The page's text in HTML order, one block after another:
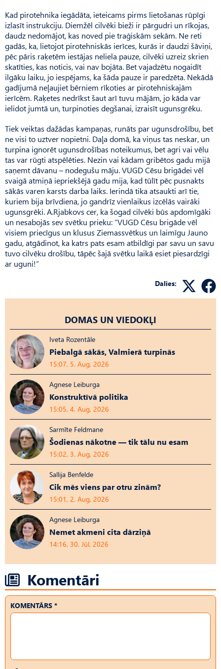
Kad pirotehnika iegādāta, ieteicams pirms lietošanas rūpīgi
izlasīt instrukciju. Diemžēl cilvēki bieži ir pārgudri un rīkojas,
daudz nedomājot, kas noved pie traģiskām sekām. Ne reti
gadās, ka, lietojot pirotehniskās ierīces, kurās ir daudzi šāviņi,
pēc pāris raķetēm iestājas neliela pauze, cilvēki uzreiz skrien
skatīties, kas noticis, vai nav bojāta. Bet vajadzētu nogaidīt
ilgāku laiku, jo iespējams, ka šāda pauze ir paredzēta. Nekādā
gadījumā neļaujiet bērniem rīkoties ar pirotehniskajām
ierīcēm. Raķetes nedrīkst šaut arī tuvu mājām, jo kāda var
ielidot jumtā un, turpinoties degšanai, izraisīt ugunsgrēku.
Tiek veiktas dažādas kampaņas, runāts par ugunsdrošību, bet
ne visi to uztver nopietni. Daļa domā, ka viņus tas neskar, un
turpina ignorēt ugunsdrošības noteikumus, bet agri vai vēlu
tas var rūgti atspēlēties. Nezin vai kādam gribētos gadu mijā
saņemt dāvanu – nodegušu māju. VUGD Cēsu brigādei vēl
svaigā atmiņā iepriekšējā gadu mija, kad tūlīt pēc pusnakts
sākās varen karsts darba laiks. Ierindā tika atsaukti arī tie,
kuriem bija brīvdiena, jo gandrīz vienlaikus izcēlās vairāki
ugunsgrēki. A.Rjabkovs cer, ka šogad cilvēki būs apdomīgāki
un nesabojās sev svētku prieku: “VUGD Cēsu brigāde vēl
visiem priecīgus un klusus Ziemassvētkus un laimīgu Jauno
gadu, atgādinot, ka katrs pats esam atbildīgi par savu un savu
tuvo cilvēku drošību, tāpēc šajā svētku laikā esiet piesardzīgi
ar uguni!”
Dalies:
DOMAS UN VIEDOKĻI
Iveta Rozentāle
Piebalgā sākās, Valmierā turpinās
15:07, 5. Aug, 2026
Agnese Leiburga
Konstruktīvā politika
15:05, 4. Aug, 2026
Sarmīte Feldmane
Šodienas nākotne — tik tālu nu esam
15:02, 3. Aug, 2026
Sallija Benfelde
Cik mēs viens par otru zinām?
15:01, 2. Aug, 2026
Agnese Leiburga
Nemet akmeni cita dārziņā
14:16, 30. Jūl, 2026
Komentāri
KOMENTĀRS *